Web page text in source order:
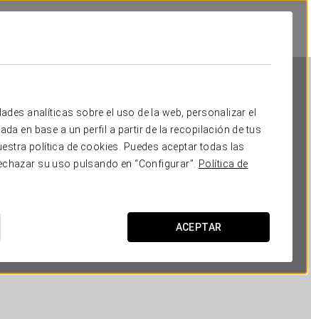
analíticas sobre el uso de la web, personalizar el
en base a un perfil a partir de la recopilación de tus
política de cookies. Puedes aceptar todas las
su uso pulsando en “Configurar”.
Política de
ACEPTAR
GRANADA